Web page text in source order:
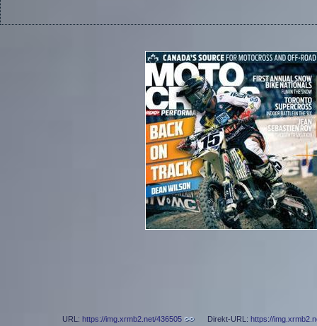
URL: https://img.xrmb2.net/436505 Direkt-URL: https://